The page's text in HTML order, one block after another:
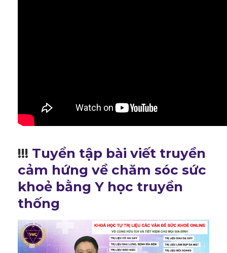
!!! Tuyển tập bài viết truyền
cảm hứng về chăm sóc sức
khoẻ bằng Y học truyền
thống